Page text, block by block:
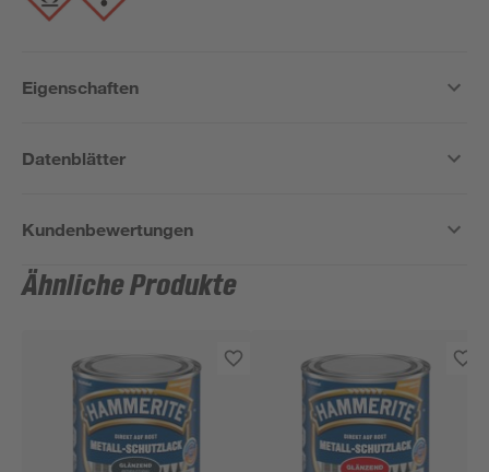
Eigenschaften
Datenblätter
Kundenbewertungen
Ähnliche Produkte